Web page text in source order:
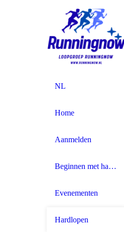
NL
Home
Aanmelden
Beginnen met hardlopen
Evenementen
Hardlopen